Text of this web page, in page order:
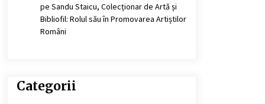
pe Sandu Staicu, Colecționar de Artă și
Bibliofil: Rolul său în Promovarea Artiștilor
Români
Categorii